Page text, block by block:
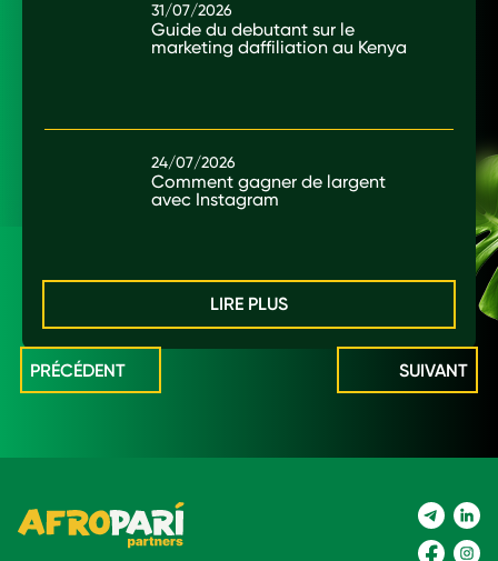
31/07/2026
Guide du debutant sur le
marketing daffiliation au Kenya
24/07/2026
Comment gagner de largent
avec Instagram
LIRE PLUS
PRÉCÉDENT SUIVANT